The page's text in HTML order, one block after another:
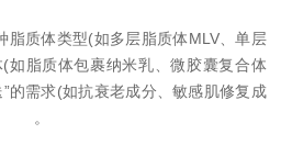
脂质体类型(如多层脂质体MLV、单层
如脂质体包裹纳米乳、微胶囊复合体
的需求(如抗衰老成分、敏感肌修复成